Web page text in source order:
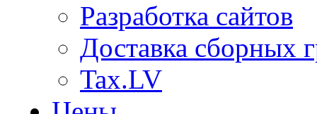
Разработка сайтов
Доставка сборных
Tax.LV